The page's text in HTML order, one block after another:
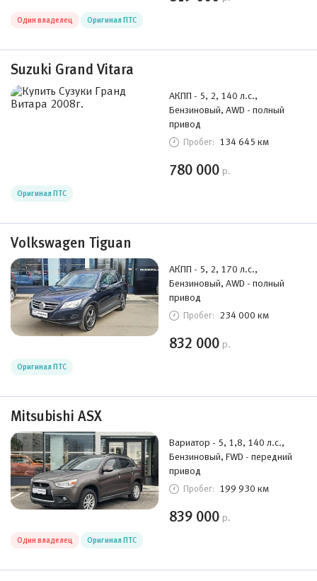
Один владелец Оригинал ПТС
Suzuki Grand Vitara
АКПП - 5, 2, 140 л.с.,
Бензиновый, AWD - полный
привод
Пробег: 134 645 км
780 000 р.
Оригинал ПТС
Volkswagen Tiguan
АКПП - 5, 2, 170 л.с.,
Бензиновый, AWD - полный
привод
Пробег: 234 000 км
832 000 р.
Оригинал ПТС
Mitsubishi ASX
Вариатор - 5, 1,8, 140 л.с.,
Бензиновый, FWD - передний
привод
Пробег: 199 930 км
839 000 р.
Один владелец Оригинал ПТС